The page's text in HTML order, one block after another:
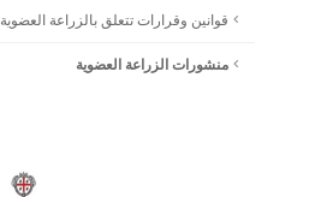
قوانين وقرارات تتعلق بالزراعة العضوية
منشورات الزراعة العضوية